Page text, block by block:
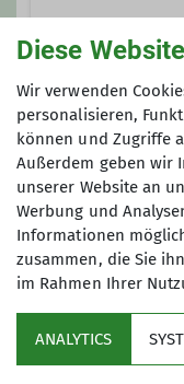
Anmeldung
Der BSG bittet
Sektion
Diese
Wir verwenden
personalisieren,
können und Zugriffe
Außerdem geben wir
unserer Website an
Werbung und
Informationen
zusammen, die Sie
im Rahmen Ihrer
ANALYTICS